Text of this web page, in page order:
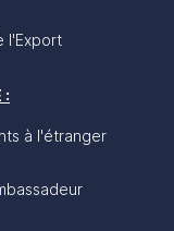
l'Export
:
à l'étranger